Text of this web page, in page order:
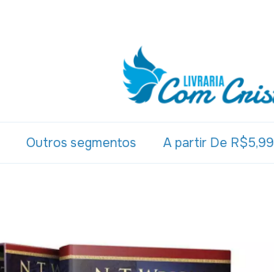
Outros segmentos A partir De R$5,99